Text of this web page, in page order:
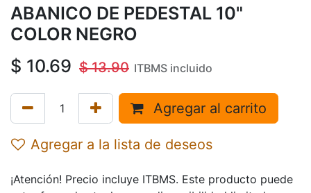
ABANICO DE PEDESTAL 10"
COLOR NEGRO
$ 10.69 $13.90 ITBMS incluido
Agregar al carrito
Agregar a la lista de deseos
¡Atención! Precio incluye ITBMS. Este producto puede